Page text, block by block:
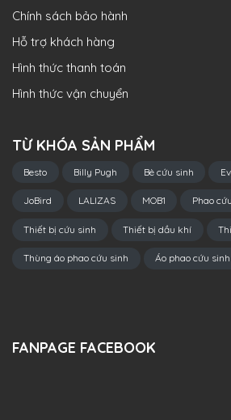
Chính sách bảo hành
Hỗ trợ khách hàng
Hình thức thanh toán
Hình thức vận chuyển
TỪ KHÓA SẢN PHẨM
Besto Billy Pugh Bè cứu sinh
JoBird LALIZAS MOB1 Phao
Thiết bị cứu sinh Thiết bị dầu khí
Thùng áo phao cứu sinh Áo phao cứu sinh
FANPAGE FACEBOOK